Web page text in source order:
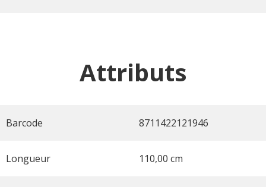
Attributs
Barcode 8711422121946
Longueur 110,00 cm